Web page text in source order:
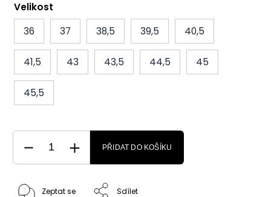
Velikost
36
37 38,5 39,5 40,5
41,5 43 43,5 44,5 45
45,5
PŘIDAT DO KOŠÍKU
Zeptat se Sdílet